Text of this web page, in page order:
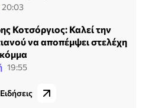
20:03
Κοτσόργιος: Καλεί την
να αποπέμψει στελέχη
19:55